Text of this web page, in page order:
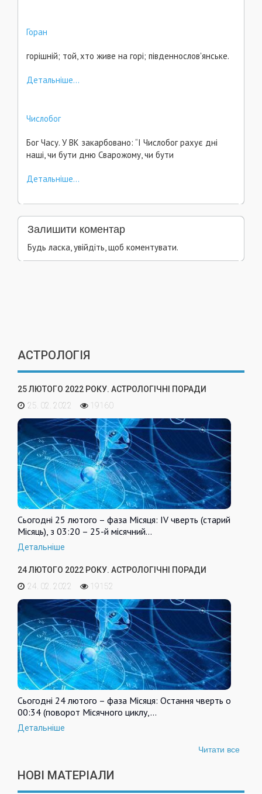
Горан
горішній; той, хто живе на горі; південнослов'янське.
Детальніше...
Числобог
Бог Часу. У ВК закарбовано: “І Числобог рахує дні
наші, чи бути дню Сварожому, чи бути
Детальніше...
Залишити коментар
Будь ласка, увійдіть, щоб коментувати.
АСТРОЛОГІЯ
25 ЛЮТОГО 2022 РОКУ. АСТРОЛОГІЧНІ ПОРАДИ
25. 02. 2022
19160
Сьогодні 25 лютого – фаза Місяця: IV чверть (старий
Місяць), з 03:20 – 25-й місячний…
Детальніше
24 ЛЮТОГО 2022 РОКУ. АСТРОЛОГІЧНІ ПОРАДИ
24. 02. 2022
19152
Сьогодні 24 лютого – фаза Місяця: Остання чверть о
00:34 (поворот Місячного циклу,…
Детальніше
Читати все
НОВІ МАТЕРІАЛИ